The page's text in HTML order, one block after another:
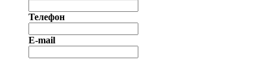
Телефон
E-mail